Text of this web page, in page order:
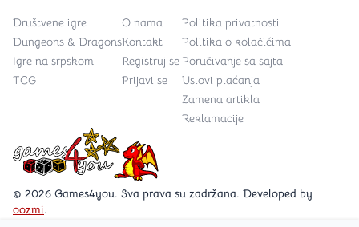
Games4you logo
© 2026 Games4you. Sva prava su zadržana. Developed by
oozmi.
Društvene igre
Dungeons & Dragons
Igre na srpskom
TCG
O nama
Kontakt
Registruj se
Prijavi se
Politika privatnosti
Politika o kolačićima
Poručivanje sa sajta
Uslovi plaćanja
Zamena artikla
Reklamacije